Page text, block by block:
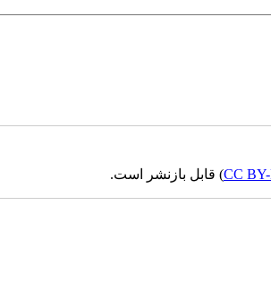
CC) قابل بازنشر است.